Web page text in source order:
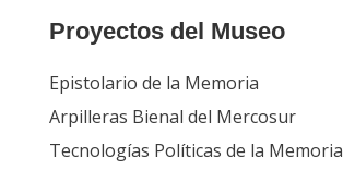
Proyectos del Museo
Epistolario de la Memoria
Arpilleras Bienal del Mercosur
Tecnologías Políticas de la Memoria